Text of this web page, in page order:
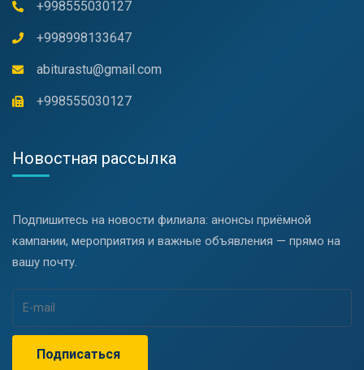
+998555030127
+998998133647
abiturastu@gmail.com
+998555030127
Новостная рассылка
Подпишитесь на новости филиала: анонсы приёмной
кампании, мероприятия и важные объявления — прямо на
вашу почту.